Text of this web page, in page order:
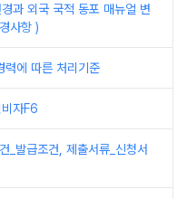
과 외국 국적 동포 매뉴얼 변
사항 )
력에 따른 처리기준
자F6
_발급조건, 제출서류_신청서